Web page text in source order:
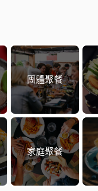
團體聚餐
家庭聚餐